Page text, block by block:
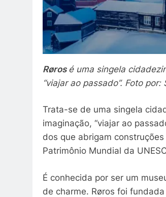
Røros é uma singela
“viajar ao passado”. Foto
Trata-se de uma singela
imaginação, “viajar ao
dos que abrigam
Patrimônio Mundial da
É conhecida por ser um
de charme. Røros foi